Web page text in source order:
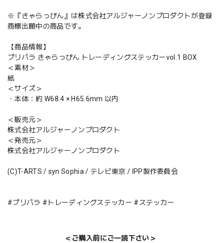
※『きゃらっぴん』は株式会社アルジャーノンプロダクトが登録
商標出願中の商品です。
【商品情報】
プリパラ きゃらっぴん トレーディングステッカーvol.1 BOX
＜素材＞
紙
＜サイズ＞
・本体：約 W68.4 × H65.6mm 以内
＜販売元＞
株式会社アルジャーノンプロダクト
＜発売元＞
株式会社アルジャーノンプロダクト
(C)T-ARTS / syn Sophia / テレビ東京 / IPP製作委員会
#プリパラ #トレーディングステッカー #ステッカー
＜ご購入前にご一読下さい＞